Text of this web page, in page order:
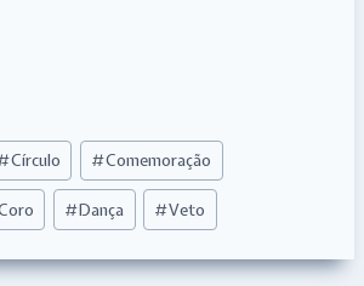
Círculo #Comemoração
#Dança #Veto